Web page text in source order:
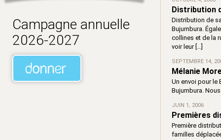
Campagne annuelle
2026-2027
Distribution
Distribution de
Bujumbura.
collines et de la
voir leur […]
SEPTEMBRE 14,
Mélanie
Un envoi pour le
Bujumbura.
JUIN 1, 2006
Premières
Première
familles